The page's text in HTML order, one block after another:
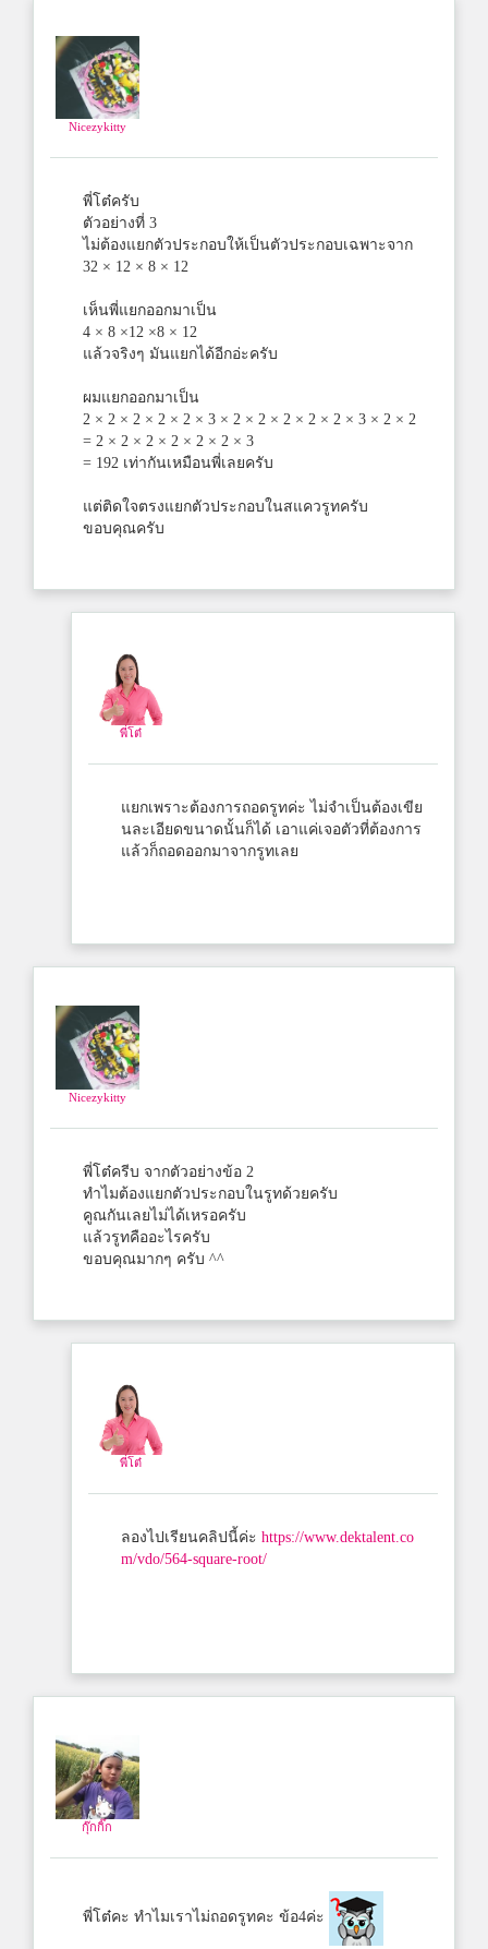
Nicezykitty
พี่โต๋ครับ
ตัวอย่างที่ 3
ไม่ต้องแยกตัวประกอบให้เป็นตัวประกอบเฉพาะจาก
32 × 12 × 8 × 12
เห็นพี่แยกออกมาเป็น
4 × 8 ×12 ×8 × 12
แล้วจริงๆ มันแยกได้อีกอ่ะครับ
ผมแยกออกมาเป็น
2 × 2 × 2 × 2 × 2 × 3 × 2 × 2 × 2 × 2 × 2 × 3 × 2 × 2
= 2 × 2 × 2 × 2 × 2 × 2 × 3
= 192 เท่ากันเหมือนพี่เลยครับ
แต่ติดใจตรงแยกตัวประกอบในสแควรูทครับ
ขอบคุณครับ
พี่โต๋
แยกเพราะต้องการถอดรูทค่ะ ไม่จำเป็นต้องเขีย
นละเอียดขนาดนั้นก็ได้ เอาแค่เจอตัวที่ต้องการ
แล้วก็ถอดออกมาจากรูทเลย
Nicezykitty
พี่โต๋ครีบ จากตัวอย่างข้อ 2
ทำไมต้องแยกตัวประกอบในรูทด้วยครับ
คูณกันเลยไม่ได้เหรอครับ
แล้วรูทคืออะไรครับ
ขอบคุณมากๆ ครับ ^^
พี่โต๋
ลองไปเรียนคลิปนี้ค่ะ https://www.dektalent.co
m/vdo/564-square-root/
กุ๊กกิ๊ก
พี่โต๋คะ ทำไมเราไม่ถอดรูทคะ ข้อ4ค่ะ